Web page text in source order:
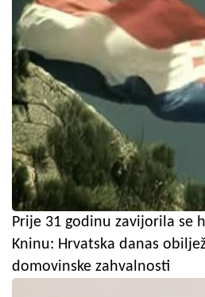
Prije 31 godinu zavijorila se
Kninu: Hrvatska danas
domovinske zahvalnosti